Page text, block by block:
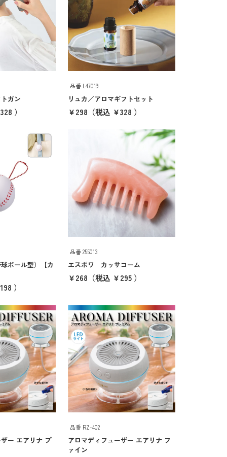
ガン
）
品番 L47019
リュカ／アロマギフトセット
￥298 （税込 ￥328 ）
ボール型）【カ
）
品番 255013
エスポワ カッサコーム
￥268 （税込 ￥295 ）
ー エアリナ プ
品番 RZ-402
アロマディフューザー エアリナ フ
ァイン